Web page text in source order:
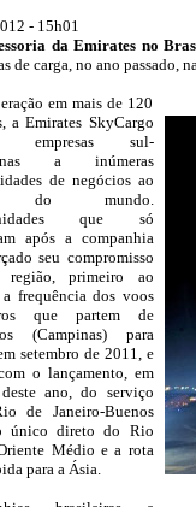
- 15h01
daEmirates no
de carga, no ano passado,
em mais de 120
a Emirates SkyCargo
empresas sul-
a inúmeras
de negócios ao
do mundo.
que só
após a companhia
seu compromisso
primeiro ao
frequência dos voos
que partem de
(Campinas) para
setembro de 2011, e
o lançamento, em
ano, do serviço
de Janeiro-Buenos
único direto do Rio
Médio e a rota
para a Ásia.